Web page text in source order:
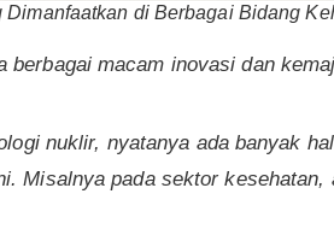
Dimanfaatkan di Berbagai Bidang
berbagai macam inovasi dan
nuklir, nyatanya ada banyak
Misalnya pada sektor